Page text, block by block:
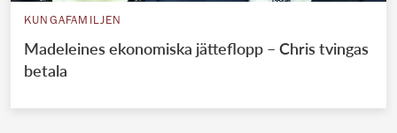
KUNGAFAMILJEN
Madeleines ekonomiska jätteflopp – Chris tvingas
betala